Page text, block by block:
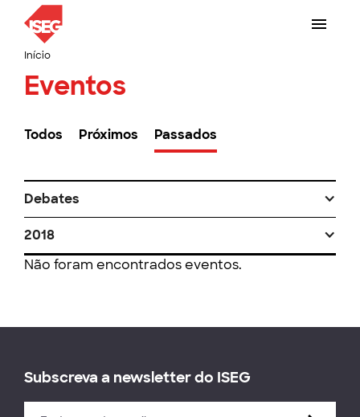
Início
Eventos
Todos Próximos Passados
Debates
2018
Não foram encontrados eventos.
Subscreva a newsletter do ISEG